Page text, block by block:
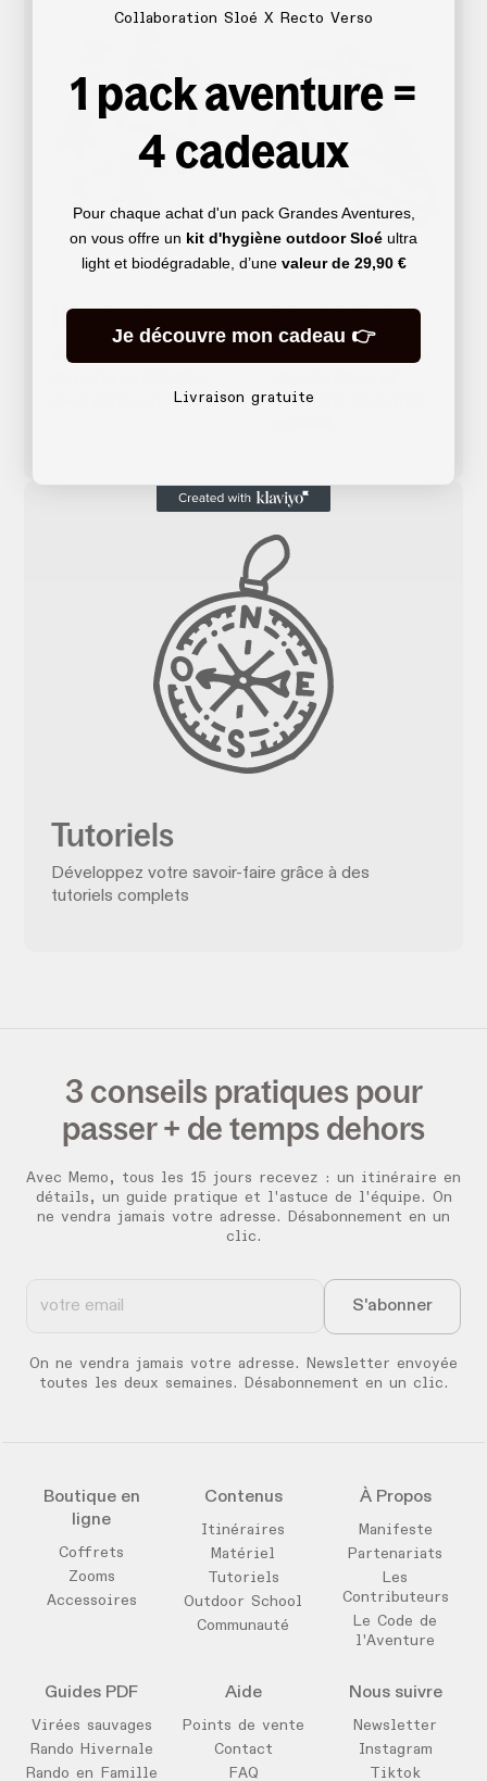
Itinéraires
Retrouvez des récits
avec cartes et tracés
Matériel
Découvrez comment
entretenir tout votre
Tutoriels
Développez votre savoir-faire grâce à des
tutoriels complets
3 conseils pratiques pour
passer + de temps dehors
Avec Memo, tous les 15 jours recevez : un itinéraire en
détails, un guide pratique et l'astuce de l'équipe. On
ne vendra jamais votre adresse. Désabonnement en un
clic.
On ne vendra jamais votre adresse. Newsletter envoyée
toutes les deux semaines. Désabonnement en un clic.
Boutique en
ligne
Coffrets
Zooms
Accessoires
Contenus
Itinéraires
Matériel
Tutoriels
Outdoor School
Communauté
À Propos
Manifeste
Partenariats
Les
Contributeurs
Le Code de
l'Aventure
Guides PDF
Virées sauvages
Rando Hivernale
Rando en Famille
Aide
Points de vente
Contact
FAQ
Nous suivre
Newsletter
Instagram
Tiktok
Collaboration Sloé X Recto Verso
1 pack aventure =
4 cadeaux
Pour chaque achat d'un pack Grandes Aventures,
on vous offre un kit d'hygiène outdoor Sloé ultra
light et biodégradable, d’une valeur de 29,90 €
Je découvre mon cadeau 👉
Livraison gratuite